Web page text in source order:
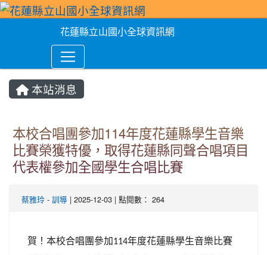
花蓮縣立山國小全球資訊網
本站消息
本校合唱團參加114年度花蓮縣學生音樂
比賽榮獲特優，取得花蓮縣同聲合唱項目
代表權參加全國學生合唱比賽
蔡雅玲 - 訓導 | 2025-12-03 | 點閱數： 264
賀！本校合唱團參加114年度花蓮縣學生音樂比賽